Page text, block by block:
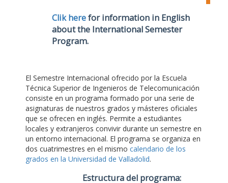
Clik herefor information in English
about the International Semester
Program.
El Semestre Internacional ofrecido por la Escuela
Técnica Superior de Ingenieros de Telecomunicación
consiste en un programa formado por una serie de
asignaturas de nuestros grados y másteres oficiales
que se ofrecen en inglés. Permite a estudiantes
locales y extranjeros convivir durante un semestre en
un entorno internacional. El programa se organiza en
dos cuatrimestres en el mismo calendario de los
grados en la Universidad de Valladolid.
Estructura del programa: